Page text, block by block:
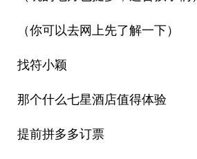
（你可以去网上先了解一下）
找符小颖
那个什么七星酒店值得体验
提前拼多多订票